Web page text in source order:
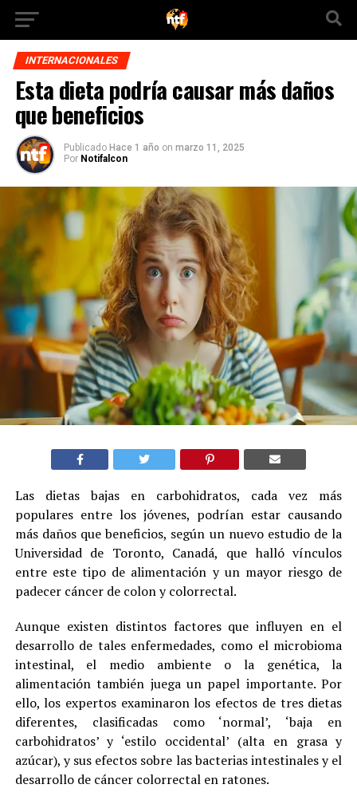
INTERNACIONALES
Esta dieta podría causar más daños
que beneficios
Publicado Hace 1 año on marzo 11, 2025
Por Notifalcon
Las dietas bajas en carbohidratos, cada vez más
populares entre los jóvenes, podrían estar causando
más daños que beneficios, según un nuevo estudio de la
Universidad de Toronto, Canadá, que halló vínculos
entre este tipo de alimentación y un mayor riesgo de
padecer cáncer de colon y colorrectal.
Aunque existen distintos factores que influyen en el
desarrollo de tales enfermedades, como el microbioma
intestinal, el medio ambiente o la genética, la
alimentación también juega un papel importante. Por
ello, los expertos examinaron los efectos de tres dietas
diferentes, clasificadas como ‘normal’, ‘baja en
carbohidratos’ y ‘estilo occidental’ (alta en grasa y
azúcar), y sus efectos sobre las bacterias intestinales y el
desarrollo de cáncer colorrectal en ratones.